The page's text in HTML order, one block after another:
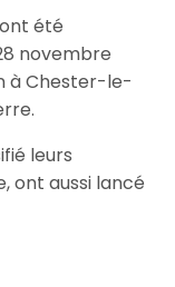
été
novembre
à Chester-le-
leurs
ont aussi lancé